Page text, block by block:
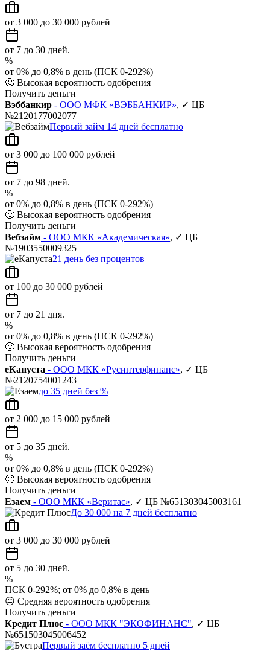
от 3 000 до 30 000 рублей
от 7 до 30 дней.
%
от 0% до 0,8% в день (ПСК 0-292%)
🙂 Высокая вероятность одобрения
Получить деньги
Вэббанкир - ООО МФК «ВЭББАНКИР», ✓ ЦБ
№2120177002077
Первый займ 14 дней бесплатно
от 3 000 до 100 000 рублей
от 7 до 98 дней.
%
от 0% до 0,8% в день (ПСК 0-292%)
🙂 Высокая вероятность одобрения
Получить деньги
Вебзайм - ООО МКК «Академическая», ✓ ЦБ
№1903550009325
21 день без процентов
от 100 до 30 000 рублей
от 7 до 21 дня.
%
от 0% до 0,8% в день (ПСК 0-292%)
🙂 Высокая вероятность одобрения
Получить деньги
еКапуста - ООО МКК «Русинтерфинанс», ✓ ЦБ
№2120754001243
до 35 дней без %
от 2 000 до 15 000 рублей
от 5 до 35 дней.
%
от 0% до 0,8% в день (ПСК 0-292%)
🙂 Высокая вероятность одобрения
Получить деньги
Езаем - ООО МКК «Веритас», ✓ ЦБ №651303045003161
До 30 000 на 7 дней бесплатно
от 3 000 до 30 000 рублей
от 5 до 30 дней.
%
ПСК 0-292%; от 0% до 0,8% в день
😐 Средняя вероятность одобрения
Получить деньги
Кредит Плюс - ООО МКК "ЭКОФИНАНС", ✓ ЦБ
№651503045006452
Первый заём бесплатно 5 дней